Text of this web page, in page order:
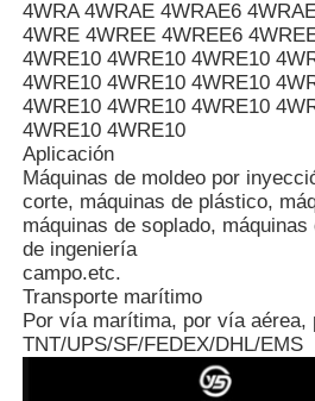
Visita a la fábrica
Control de calidad
Contacta con nosotros
Noticias
Casos de trabajo
4WRA 4WRAE 4WRAE6
4WRE 4WREE 4WREE6
4WRE10 4WRE10 4WRE10
4WRE10 4WRE10 4WRE10
4WRE10 4WRE10 4WRE10
4WRE10 4WRE10
Aplicación
Máquinas de moldeo por
corte, máquinas de plástico,
máquinas de soplado,
de ingeniería
campo.etc.
Transporte marítimo
Por vía marítima, por vía aérea,
TNT/UPS/SF/FEDEX/DHL/EMS